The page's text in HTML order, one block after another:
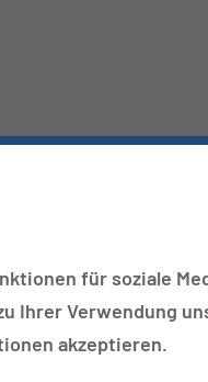
für soziale
Ihrer Verwendung
akzeptieren.